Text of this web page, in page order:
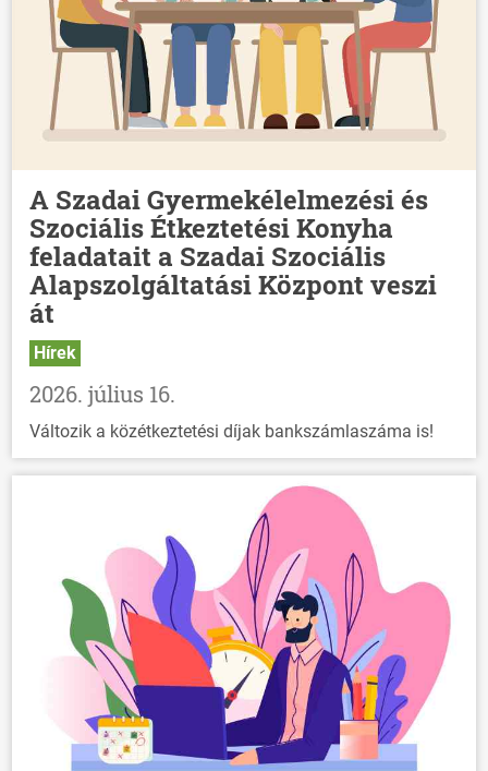
A Szadai Gyermekélelmezési és
Szociális Étkeztetési Konyha
feladatait a Szadai Szociális
Alapszolgáltatási Központ veszi
át
Hírek
2026. július 16.
Változik a közétkeztetési díjak bankszámlaszáma is!